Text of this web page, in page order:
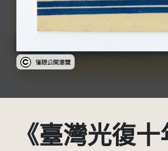
受著作權法保護-僅限於本平台有限
《臺灣光復